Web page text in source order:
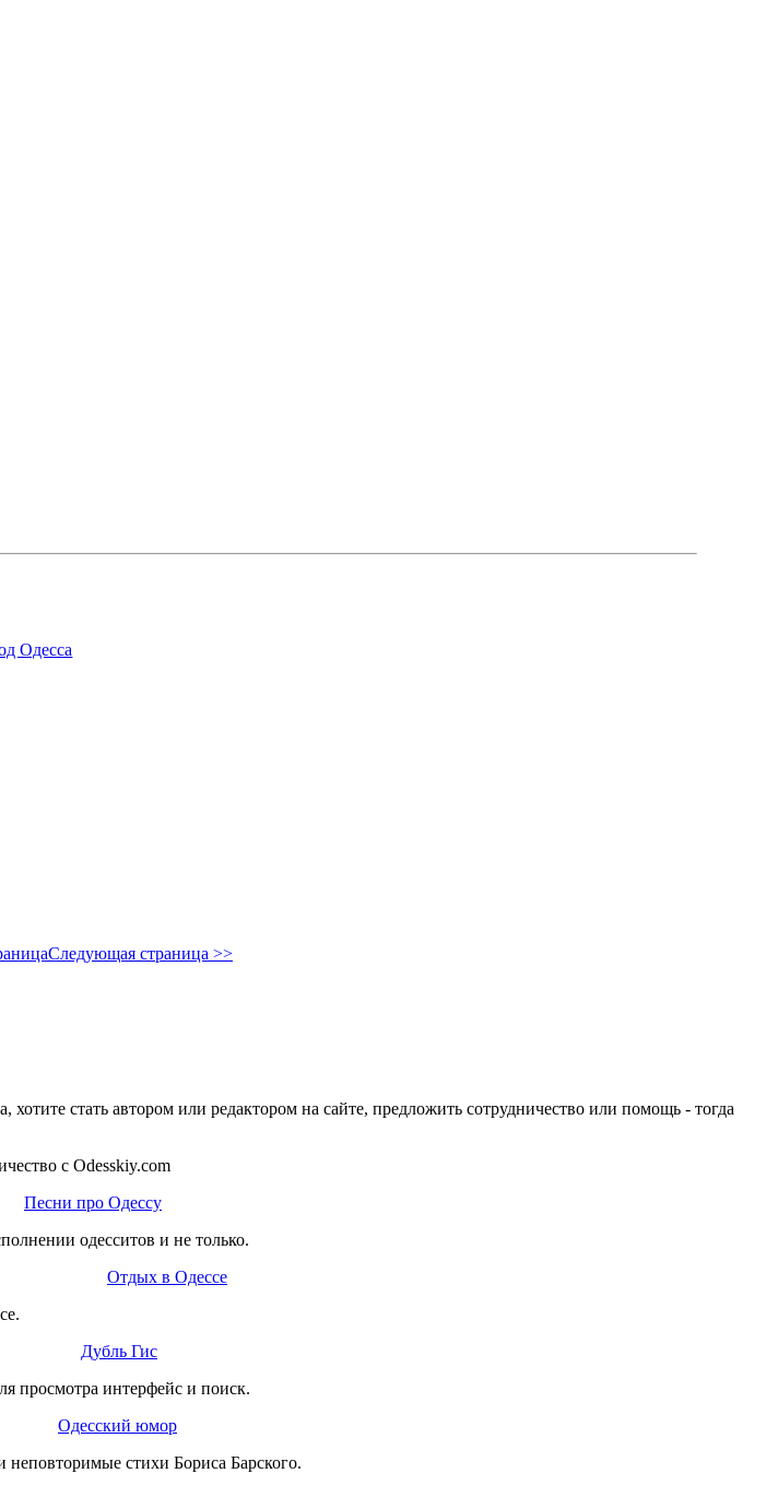
Одесса
Следующая страница >>
стать автором или редактором на сайте, предложить сотрудничество или помощь - тогда
Песни про Одессу
одесситов и не только.
Отдых в Одессе
Дубль Гис
просмотра интерфейс и поиск.
Одесский юмор
стихи Бориса Барского.